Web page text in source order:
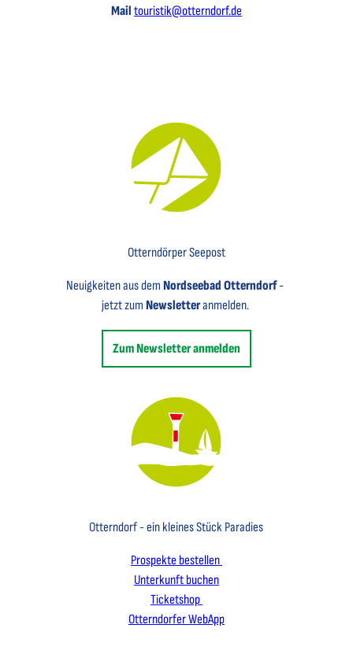
Mail touristik@otterndorf.de
Otterndörper Seepost
Neuigkeiten aus demNordseebad Otterndorf-
jetzt zum Newsletteranmelden.
Zum Newsletter anmelden
Otterndorf - ein kleines Stück Paradies
Prospekte bestellen
Unterkunft buchen
Ticketshop
Otterndorfer WebApp